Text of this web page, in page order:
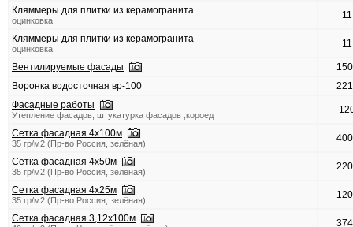
Кляммеры для плитки из керамогранита
оцинковка
Кляммеры для плитки из керамогранита
оцинковка
Вентилируемые фасады
Воронка водосточная вр-100
Фасадные работы
Утепление фасадов, штукатурка фасадов ,короед
Сетка фасадная 4х100м
35 гр/м2 (Пр-во Россия, зелёная)
Сетка фасадная 4х50м
35 гр/м2 (Пр-во Россия, зелёная)
Сетка фасадная 4х25м
35 гр/м2 (Пр-во Россия, зелёная)
Сетка фасадная 3,12х100м